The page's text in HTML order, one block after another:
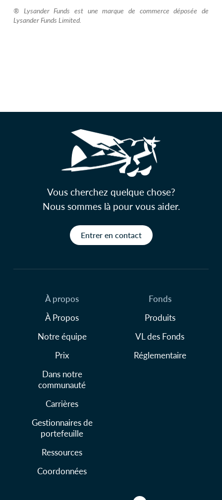
® Lysander Funds est une marque de commerce déposée de
Lysander Funds Limited.
Vous cherchez quelque chose?
Nous sommes là pour vous aider.
Entrer en contact
À propos
À Propos
Notre équipe
Prix
Dans notre
communauté
Carrières
Fonds
Produits
VL des Fonds
Réglementaire
Gestionnaires de
portefeuille
Ressources
Coordonnées